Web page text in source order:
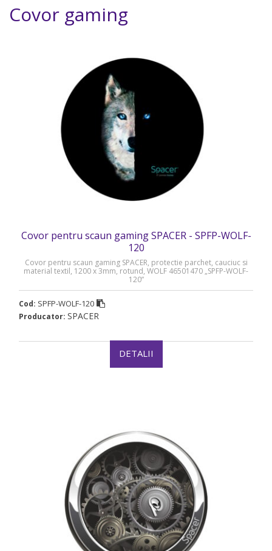
Covor gaming
Covor pentru scaun gaming SPACER - SPFP-WOLF-
120
Covor pentru scaun gaming SPACER, protectie parchet, cauciuc si
material textil, 1200 x 3mm, rotund, WOLF 46501470 „SPFP-WOLF-
120”
Cod: SPFP-WOLF-120
Producator: SPACER
DETALII